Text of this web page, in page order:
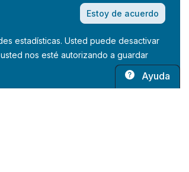
Estoy de acuerdo
estadísticas. Usted puede desactivar
nos esté autorizando a guardar
Ayuda